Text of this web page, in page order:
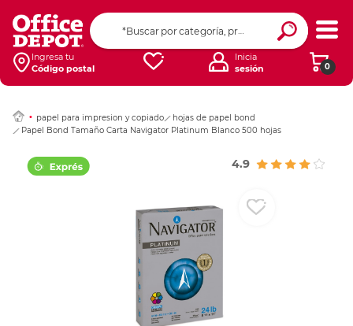
Ingresa tu
Código postal
0
Inicia
sesión
papel para impresion y copiado
hojas de papel bond
Papel Bond Tamaño Carta Navigator Platinum Blanco 500 hojas
4.9
Ingresar Codigo